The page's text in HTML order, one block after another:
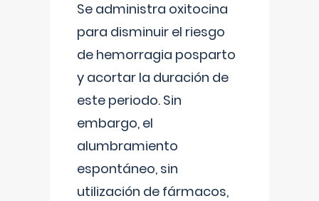
Se administra oxitocina
para disminuir el riesgo
de hemorragia posparto
y acortar la duración de
este periodo. Sin
embargo, el
alumbramiento
espontáneo, sin
utilización de fármacos,